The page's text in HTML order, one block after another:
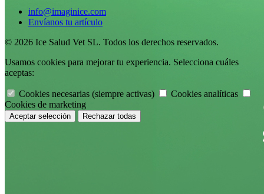
info@imaginice.com
Envíanos tu artículo
© 2026 Ice Salud Vet SL. Todos los derechos reservados.
Usamos cookies para mejorar tu experiencia. Selecciona cuáles
aceptas:
Cookies necesarias (siempre activas)
Cookies analíticas
Cookies de marketing
Rechazar todas